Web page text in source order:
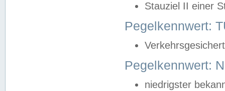
Stauziel II einer
Pegelkennwert:
Pegelkennwert:
niedrigster